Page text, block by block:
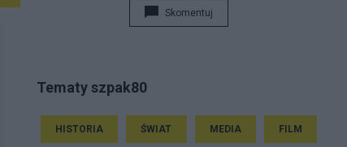
Skomentuj
Tematy szpak80
HISTORIA ŚWIAT MEDIA FILM